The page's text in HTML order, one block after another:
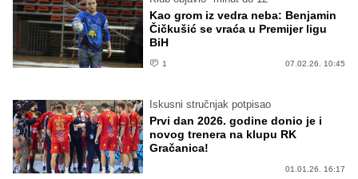
Kao grom iz vedra neba: Benjamin
Čičkušić se vraća u Premijer ligu
BiH
1 07.02.26. 10:45
Iskusni stručnjak potpisao
Prvi dan 2026. godine donio je i
novog trenera na klupu RK
Gračanica!
01.01.26. 16:17